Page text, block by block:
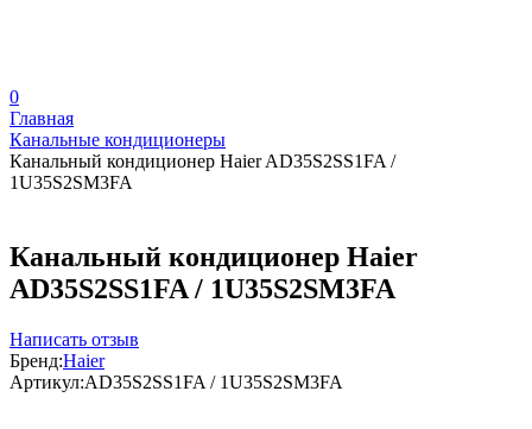
0
Главная
Канальные кондиционеры
Канальный кондиционер Haier AD35S2SS1FA /
1U35S2SM3FA
Канальный кондиционер Haier
AD35S2SS1FA / 1U35S2SM3FA
Написать отзыв
Бренд:Haier
Артикул:AD35S2SS1FA / 1U35S2SM3FA